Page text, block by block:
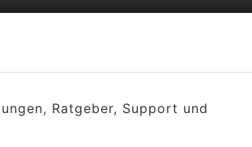
Ratgeber, Support und